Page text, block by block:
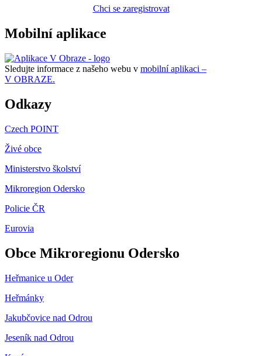
Chci se zaregistrovat
Mobilní aplikace
Sledujte informace z našeho webu v mobilní aplikaci –
V OBRAZE.
Odkazy
Czech POINT
Živé obce
Ministerstvo školství
Mikroregion Odersko
Policie ČR
Eurovia
Obce Mikroregionu Odersko
Heřmanice u Oder
Heřmánky
Jakubčovice nad Odrou
Jeseník nad Odrou